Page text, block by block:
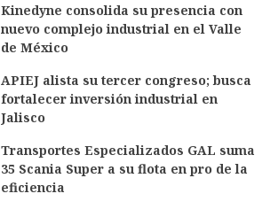
Kinedyne consolida su presencia con
nuevo complejo industrial en el Valle
de México
APIEJ alista su tercer congreso; busca
fortalecer inversión industrial en
Jalisco
Transportes Especializados GAL suma
35 Scania Super a su flota en pro de la
eficiencia